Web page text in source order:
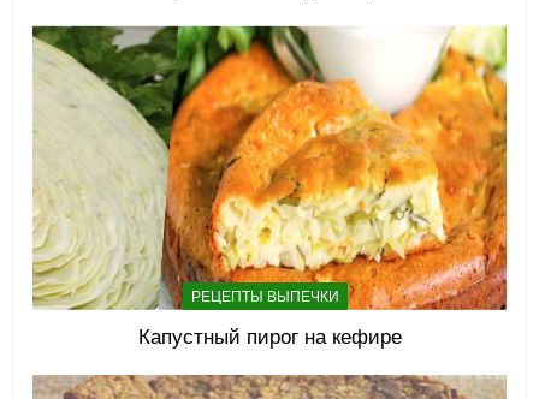
РЕЦЕПТЫ ВЫПЕЧКИ
Капустный пирог на кефире